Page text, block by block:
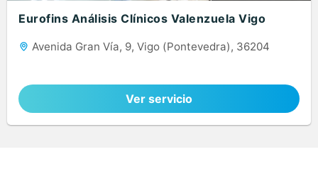
Eurofins Análisis Clínicos Valenzuela Vigo
Avenida Gran Vía, 9, Vigo (Pontevedra), 36204
Ver servicio